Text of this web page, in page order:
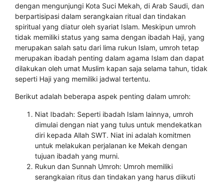
dengan mengunjungi Kota Suci Mekah, di Arab Saudi, dan
berpartisipasi dalam serangkaian ritual dan tindakan
spiritual yang diatur oleh syariat Islam. Meskipun umroh
tidak memiliki status yang sama dengan ibadah Haji, yang
merupakan salah satu dari lima rukun Islam, umroh tetap
merupakan ibadah penting dalam agama Islam dan dapat
dilakukan oleh umat Muslim kapan saja selama tahun, tidak
seperti Haji yang memiliki jadwal tertentu.
Berikut adalah beberapa aspek penting dalam umroh:
Niat Ibadah: Seperti ibadah Islam lainnya, umroh
dimulai dengan niat yang tulus untuk mendekatkan
diri kepada Allah SWT. Niat ini adalah komitmen
untuk melakukan perjalanan ke Mekah dengan
tujuan ibadah yang murni.
Rukun dan Sunnah Umroh: Umroh memiliki
serangkaian ritus dan tindakan yang harus diikuti